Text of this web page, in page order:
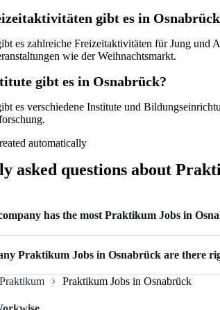
gibt es in
es zahlreiche Freizeitaktivitäten für Jung und
wie der Weihnachtsmarkt.
gibt es in Osnabrück?
es verschiedene Institute und
automatically
asked questions about
has the most Praktikum Jobs in
Praktikum Jobs in Osnabrück are there
there are 3 Praktikum Jobs in Osnabrück.
Praktikum Praktikum Jobs in Osnabrück